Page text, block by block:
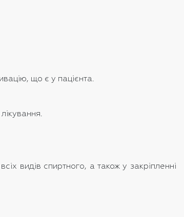
що є у пацієнта.
видів спиртного, а також у закріпленні